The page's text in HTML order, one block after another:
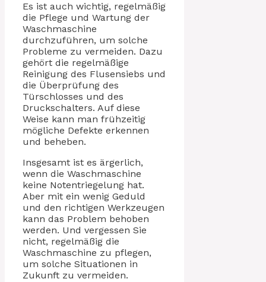
Es ist auch wichtig, regelmäßig
die Pflege und Wartung der
Waschmaschine
durchzuführen, um solche
Probleme zu vermeiden. Dazu
gehört die regelmäßige
Reinigung des Flusensiebs und
die Überprüfung des
Türschlosses und des
Druckschalters. Auf diese
Weise kann man frühzeitig
mögliche Defekte erkennen
und beheben.
Insgesamt ist es ärgerlich,
wenn die Waschmaschine
keine Notentriegelung hat.
Aber mit ein wenig Geduld
und den richtigen Werkzeugen
kann das Problem behoben
werden. Und vergessen Sie
nicht, regelmäßig die
Waschmaschine zu pflegen,
um solche Situationen in
Zukunft zu vermeiden.